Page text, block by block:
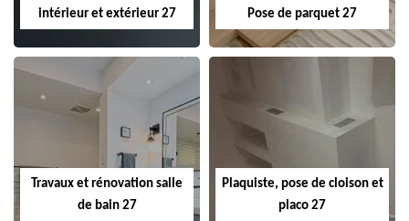
intérieur et extérieur 27
Pose de parquet 27
Travaux et rénovation salle
de bain 27
Plaquiste, pose de cloison et
placo 27